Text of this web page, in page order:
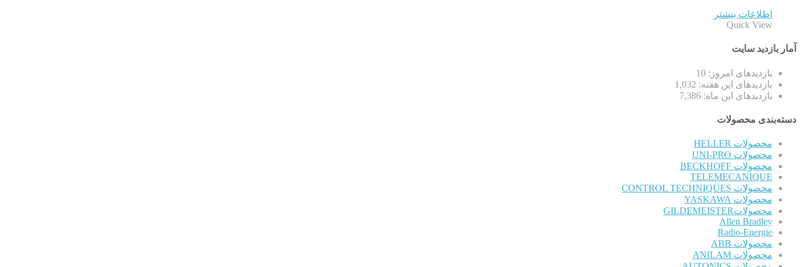
اطلاعات بیشتر
Quick View
آمار بازدید سایت
بازدیدهای امروز: 10
بازدیدهای این هفته: 1,032
بازدیدهای این ماه: 7,386
دسته‌بندی محصولات
محصولات HELLER
محصولات UNI-PRO
محصولات BECKHOFF
TELEMECANIQUE
محصولات CONTROL TECHNIQUES
محصولات YASKAWA
محصولاتGILDEMEISTER
Allen Bradley
Radio-Energie
محصولات ABB
محصولات ANILAM